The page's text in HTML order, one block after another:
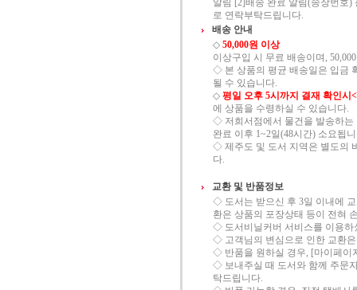
알림 [2]배송 완료 알림(송장번호)
로 연락부탁드립니다.
배송 안내
◇ 50,000원 이상
이상구입 시 무료 배송이며,
◇ 본 상품의 평균 배송일은 입금
될 수 있습니다.
◇ 평일 오후 5시까지 결재 확인
에 상품을 수령하실 수 있습니다.
◇ 저희서점에서 물건을 발송하는
완료 이후 1~2일(48시간) 소요됩
◇ 제주도 및 도서 지역은 별도의
다.
교환 및 반품정보
◇ 도서는 받으신 후 3일 이내에
환은 상품의 포장상태 등이 전혀
◇ 도서비닐커버 서비스를 이용하
◇ 고객님의 변심으로 인한 교환
◇ 반품을 원하실 경우, [마이페이
◇ 보내주실 때 도서와 함께 주문
탁드립니다.